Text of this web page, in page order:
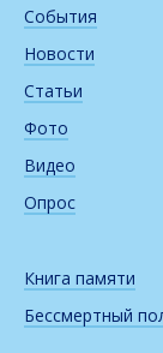
События
Новости
Статьи
Фото
Видео
Опрос
Книга памяти
Бессмертный